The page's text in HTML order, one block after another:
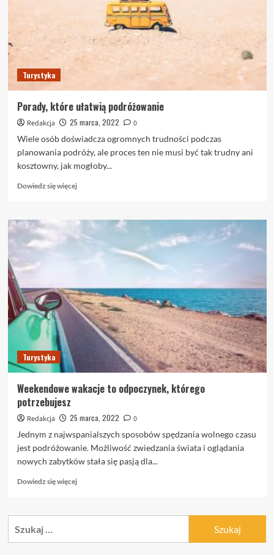
doskonałe
dotyczące
podróżowania
Turystyka
Porady, które ułatwią podróżowanie
Redakcja 25 marca, 2022
0
Wiele osób doświadcza ogromnych trudności podczas
planowania podróży, ale proces ten nie musi być tak trudny ani
kosztowny, jak mogłoby...
Dowiedz się więcejDowiedz
o
ułatwią
Turystyka
Weekendowe wakacje to odpoczynek, którego
potrzebujesz
Redakcja 25 marca, 2022
0
Jednym z najwspanialszych sposobów spędzania wolnego czasu
jest podróżowanie. Możliwość zwiedzania świata i oglądania
nowych zabytków stała się pasją dla...
Dowiedz się więcejDowiedz
o